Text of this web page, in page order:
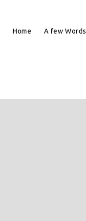
Home A few Words